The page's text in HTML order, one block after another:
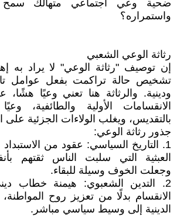
ضحية وعي اجتماعي متهالك سمح
واستمراره؟
رثاثة الوعي الشعبي
إن توصيف "رثاثة الوعي" لا يراد به
تشخيص حالة تراكمت بفعل عوامل
ودينية. والرثاثة هنا تعني وعيًا هشًا،
الانقسامات الأولية والطائفية،
بالتقديس، ويغلب الولاءات الجزئية على
جذور رثاثة الوعي:
1. التاريخ السياسي: عقود من
العبثية التي سلبت الناس ثقتهم
وجعلت الخوف وسيلة للبقاء.
2. التدين الشعبوي: هيمنة خطاب
الانقسام بدلًا من تعزيز روح
الدينية إلى وسيط سياسي مباشر.